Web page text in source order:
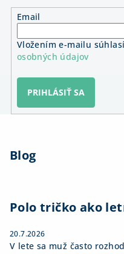
Email
Vložením e-mailu
osobných údajov
PRIHLÁSIŤ SA
Blog
Polo tričko ako
20.7.2026
V lete sa muž často